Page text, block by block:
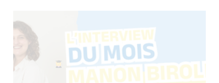
LES IMPACTS
ENVIRONNEMENTAUX ET
SOCIAUX DE LA VOITURE
INDIVIDUELLE : QUELLES
ALTERNATIVES ?